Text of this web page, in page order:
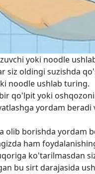
yoki noodle
siz oldingi suzishda
noodle ushlab turing.
qo'lpit yoki
yordam beradi
olib borishda yordam
ham
ko'tarilmasdan
bu sirt darajasida